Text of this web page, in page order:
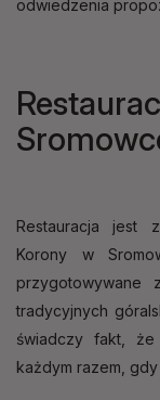
odwiedzenia
Restauracja jest
Korony w
przygotowywane
tradycyjnych
świadczy fakt,
każdym razem,